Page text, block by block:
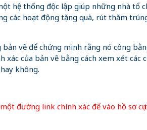
hệ thống độc lập giúp những nhà
các hoạt động tặng quà, rút thăm
vẽ để chứng minh rằng nó công
xác của bản vẽ bằng cách xem xét
không.
đường link chính xác để vào hồ sơ